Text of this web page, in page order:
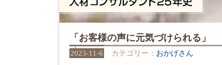
「お客様の声に元気づけられる」
2023-11-6 カテゴリー： おかげさん